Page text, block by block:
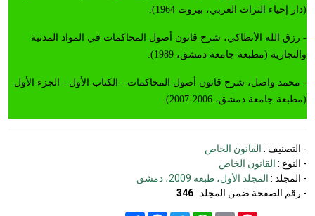
(دار إحياء التراث العربي، بيروت 1964).
- رزق الله الأنطاكي، شرح قانون أصول المحاكمات في المواد المدنية
والتجارية (مطبعة جامعة دمشق، 1989).
- محمد واصل، شرح قانون أصول المحاكمات - الكتاب الأول - الجزء الأول
(مطبعة جامعة دمشق، 2006-2007).
- التصنيف : القانون الخاص
- النوع : القانون الخاص
- المجلد : المجلد الأول، طبعة 2009، دمشق
- رقم الصفحة ضمن المجلد :346